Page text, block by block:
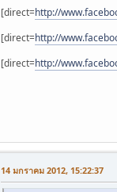
[direct=http://
[direct=http://
[direct=http://
14 มกราคม 2012, 15:22:37